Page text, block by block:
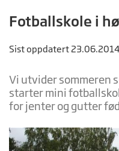
Fotballskole i
Sist oppdatert
Vi utvider sommeren
starter mini
for jenter og gutter